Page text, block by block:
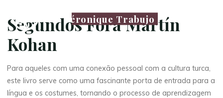
Véronique Trabujo
Segundos Fora Martín
Kohan
Para aqueles com uma conexão pessoal com a cultura turca,
este livro serve como uma fascinante porta de entrada para a
língua e os costumes, tornando o processo de aprendizagem